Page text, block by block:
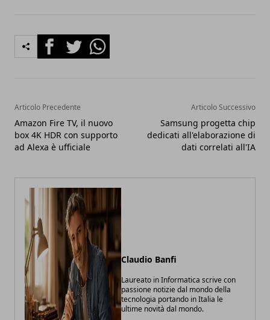
FacebookTwitterWhatsapp
Articolo Precedente
Amazon Fire TV, il nuovo
box 4K HDR con supporto
ad Alexa è ufficiale
Articolo Successivo
Samsung progetta chip
dedicati all'elaborazione di
dati correlati all'IA
Claudio Banfi
Laureato in Informatica scrive con
passione notizie dal mondo della
tecnologia portando in Italia le
ultime novità dal mondo.